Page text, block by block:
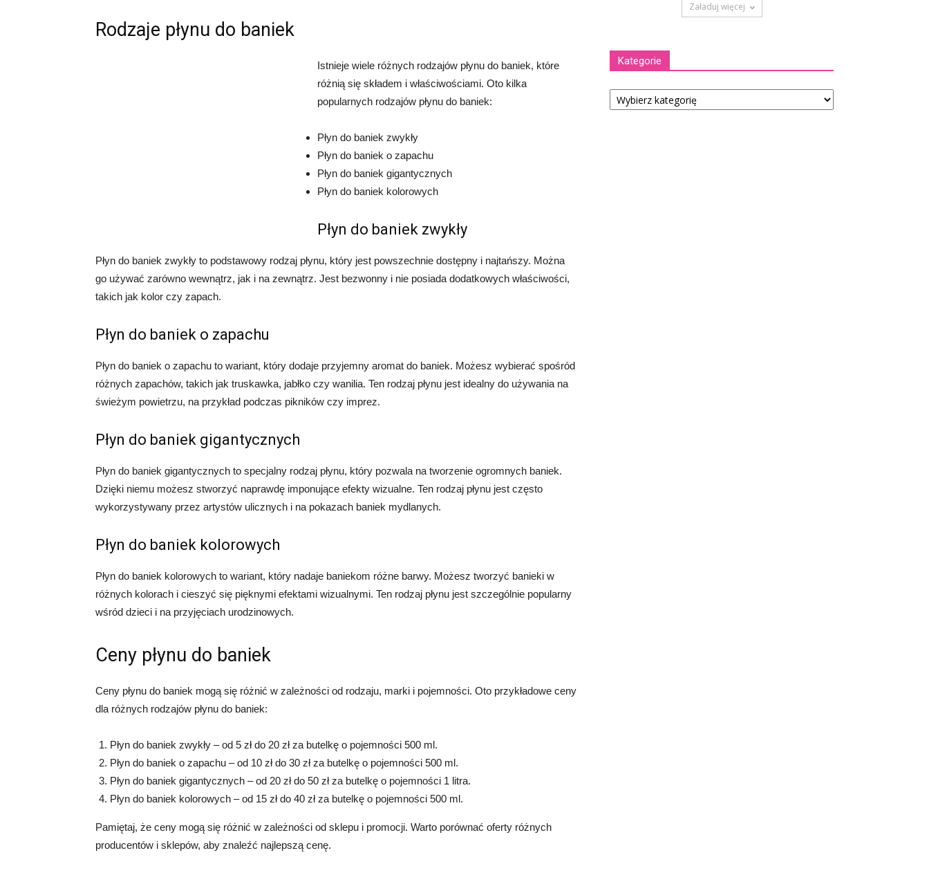
Rodzaje płynu do baniek
Istnieje wiele różnych rodzajów płynu do baniek, które
różnią się składem i właściwościami. Oto kilka
popularnych rodzajów płynu do baniek:
Płyn do baniek zwykły
Płyn do baniek o zapachu
Płyn do baniek gigantycznych
Płyn do baniek kolorowych
Płyn do baniek zwykły
Płyn do baniek zwykły to podstawowy rodzaj płynu, który jest powszechnie dostępny i najtańszy. Można
go używać zarówno wewnątrz, jak i na zewnątrz. Jest bezwonny i nie posiada dodatkowych właściwości,
takich jak kolor czy zapach.
Płyn do baniek o zapachu
Płyn do baniek o zapachu to wariant, który dodaje przyjemny aromat do baniek. Możesz wybierać spośród
różnych zapachów, takich jak truskawka, jabłko czy wanilia. Ten rodzaj płynu jest idealny do używania na
świeżym powietrzu, na przykład podczas pikników czy imprez.
Płyn do baniek gigantycznych
Płyn do baniek gigantycznych to specjalny rodzaj płynu, który pozwala na tworzenie ogromnych baniek.
Dzięki niemu możesz stworzyć naprawdę imponujące efekty wizualne. Ten rodzaj płynu jest często
wykorzystywany przez artystów ulicznych i na pokazach baniek mydlanych.
Płyn do baniek kolorowych
Płyn do baniek kolorowych to wariant, który nadaje baniekom różne barwy. Możesz tworzyć banieki w
różnych kolorach i cieszyć się pięknymi efektami wizualnymi. Ten rodzaj płynu jest szczególnie popularny
wśród dzieci i na przyjęciach urodzinowych.
Ceny płynu do baniek
Ceny płynu do baniek mogą się różnić w zależności od rodzaju, marki i pojemności. Oto przykładowe ceny
dla różnych rodzajów płynu do baniek:
Płyn do baniek zwykły – od 5 zł do 20 zł za butelkę o pojemności 500 ml.
Płyn do baniek o zapachu – od 10 zł do 30 zł za butelkę o pojemności 500 ml.
Płyn do baniek gigantycznych – od 20 zł do 50 zł za butelkę o pojemności 1 litra.
Płyn do baniek kolorowych – od 15 zł do 40 zł za butelkę o pojemności 500 ml.
Pamiętaj, że ceny mogą się różnić w zależności od sklepu i promocji. Warto porównać oferty różnych
producentów i sklepów, aby znaleźć najlepszą cenę.
Załaduj więcej
Kategorie
Kategorie